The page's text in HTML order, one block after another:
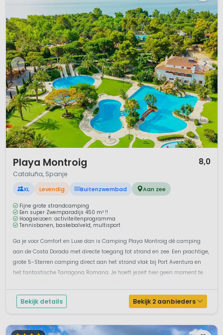
Playa Montroig 8,0
Cataluña, Spanje
XL Levendig Buitenzwembad Aan zee
Fijne grote strandcamping
Een super Zwemparadijs 450 m² !!
Hoogseizoen: activiteitenprogramma
Tennisbanen, baskebalveld, multisport
Ga je voor Comfort en Luxe dan is Camping Playa Montroig dé camping
aan de Costa Dorada met directe toegang tot strand en zee. Een prachtige,
grote 5-Sterren camping direct aan het strand vlak bij Port Aventura en
het fantastische Tarragona Romana. Je hoeft jezelf hier geen moment te
Bekijk details Bekijk 2 aanbieders